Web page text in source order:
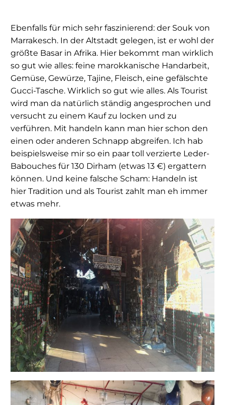
Ebenfalls für mich sehr faszinierend: der Souk von
Marrakesch. In der Altstadt gelegen, ist er wohl der
größte Basar in Afrika. Hier bekommt man wirklich
so gut wie alles: feine marokkanische Handarbeit,
Gemüse, Gewürze, Tajine, Fleisch, eine gefälschte
Gucci-Tasche. Wirklich so gut wie alles. Als Tourist
wird man da natürlich ständig angesprochen und
versucht zu einem Kauf zu locken und zu
verführen. Mit handeln kann man hier schon den
einen oder anderen Schnapp abgreifen. Ich hab
beispielsweise mir so ein paar toll verzierte Leder-
Babouches für 130 Dirham (etwas 13 €) ergattern
können. Und keine falsche Scham: Handeln ist
hier Tradition und als Tourist zahlt man eh immer
etwas mehr.